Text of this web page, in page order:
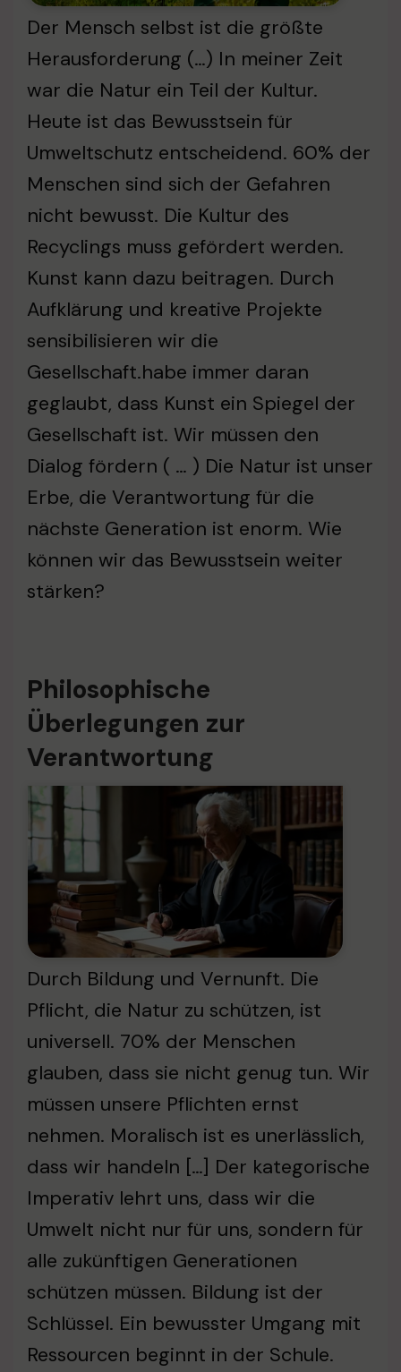
Der Mensch selbst ist die größte
Herausforderung (…) In meiner Zeit
war die Natur ein Teil der Kultur.
Heute ist das Bewusstsein für
Umweltschutz entscheidend. 60% der
Menschen sind sich der Gefahren
nicht bewusst. Die Kultur des
Recyclings muss gefördert werden.
Kunst kann dazu beitragen. Durch
Aufklärung und kreative Projekte
sensibilisieren wir die
Gesellschaft.habe immer daran
geglaubt, dass Kunst ein Spiegel der
Gesellschaft ist. Wir müssen den
Dialog fördern ( … ) Die Natur ist unser
Erbe, die Verantwortung für die
nächste Generation ist enorm. Wie
können wir das Bewusstsein weiter
stärken?
Philosophische
Überlegungen zur
Verantwortung
Durch Bildung und Vernunft. Die
Pflicht, die Natur zu schützen, ist
universell. 70% der Menschen
glauben, dass sie nicht genug tun. Wir
müssen unsere Pflichten ernst
nehmen. Moralisch ist es unerlässlich,
dass wir handeln […] Der kategorische
Imperativ lehrt uns, dass wir die
Umwelt nicht nur für uns, sondern für
alle zukünftigen Generationen
schützen müssen. Bildung ist der
Schlüssel. Ein bewusster Umgang mit
Ressourcen beginnt in der Schule.